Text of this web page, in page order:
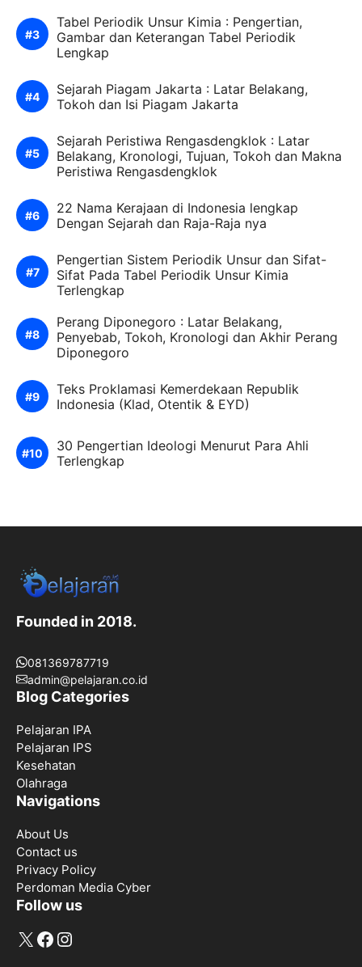
Tabel Periodik Unsur Kimia : Pengertian,
Gambar dan Keterangan Tabel Periodik
Lengkap
Sejarah Piagam Jakarta : Latar Belakang,
Tokoh dan Isi Piagam Jakarta
Sejarah Peristiwa Rengasdengklok : Latar
Belakang, Kronologi, Tujuan, Tokoh dan Makna
Peristiwa Rengasdengklok
22 Nama Kerajaan di Indonesia lengkap
Dengan Sejarah dan Raja-Raja nya
Pengertian Sistem Periodik Unsur dan Sifat-
Sifat Pada Tabel Periodik Unsur Kimia
Terlengkap
Perang Diponegoro : Latar Belakang,
Penyebab, Tokoh, Kronologi dan Akhir Perang
Diponegoro
Teks Proklamasi Kemerdekaan Republik
Indonesia (Klad, Otentik & EYD)
30 Pengertian Ideologi Menurut Para Ahli
Terlengkap
Founded in 2018.
081369787719
admin@pelajaran.co.id
Blog Categories
Pelajaran IPA
Pelajaran IPS
Kesehatan
Olahraga
Navigations
About Us
Contact us
Privacy Policy
Perdoman Media Cyber
Follow us
X Facebook
Instagram